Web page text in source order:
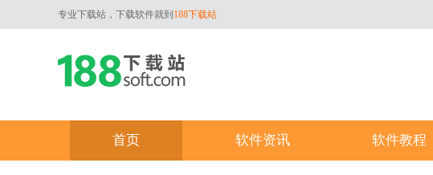
专业下载站，下载软件就到 188下载站
首页 软件资讯 软件教程